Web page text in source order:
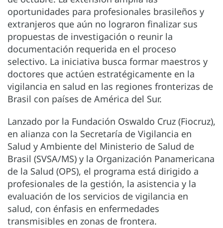
oportunidades para profesionales brasileños y
extranjeros que aún no lograron finalizar sus
propuestas de investigación o reunir la
documentación requerida en el proceso
selectivo. La iniciativa busca formar maestros y
doctores que actúen estratégicamente en la
vigilancia en salud en las regiones fronterizas de
Brasil con países de América del Sur.
Lanzado por la Fundación Oswaldo Cruz (Fiocruz),
en alianza con la Secretaría de Vigilancia en
Salud y Ambiente del Ministerio de Salud de
Brasil (SVSA/MS) y la Organización Panamericana
de la Salud (OPS), el programa está dirigido a
profesionales de la gestión, la asistencia y la
evaluación de los servicios de vigilancia en
salud, con énfasis en enfermedades
transmisibles en zonas de frontera.